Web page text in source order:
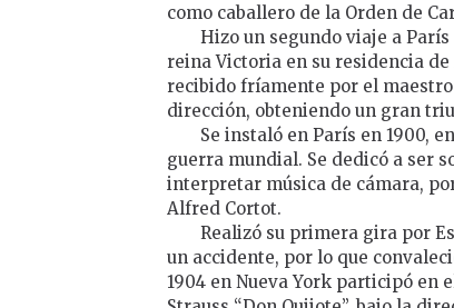
como caballero de la Orden de
Hizo un segundo viaje a
reina Victoria en su residencia
recibido fríamente por el
dirección, obteniendo un gran
Se instaló en París en 1900,
guerra mundial. Se dedicó a ser
interpretar música de cámara,
Alfred Cortot.
Realizó su primera gira por
un accidente, por lo que
1904 en Nueva York participó en